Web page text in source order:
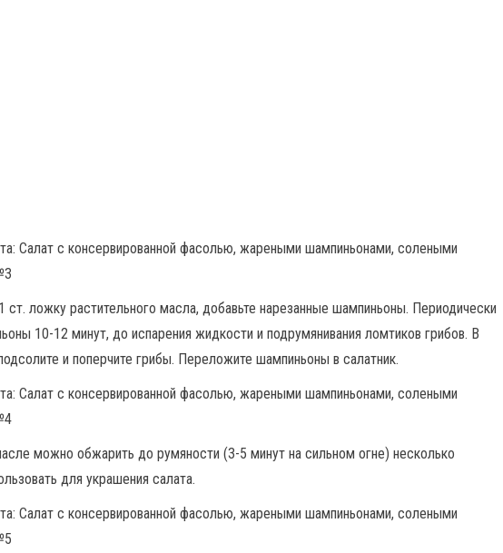
ст. ложку растительного масла, добавьте нарезанные шампиньоны. Периодически
10-12 минут, до испарения жидкости и подрумянивания ломтиков грибов. В
и поперчите грибы. Переложите шампиньоны в салатник.
можно обжарить до румяности (3-5 минут на сильном огне) несколько
для украшения салата.